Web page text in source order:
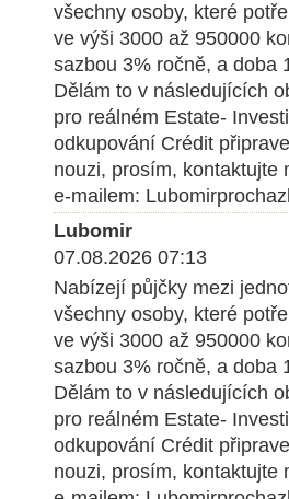
všechny osoby, které
ve výši 3000 až 950000
sazbou 3% ročně, a doba
Dělám to v následujících
pro reálném Estate-
odkupování Crédit
nouzi, prosím, kontaktujte
e-mailem:
Lubomir
07.08.2026 07:13
Nabízejí půjčky mezi
všechny osoby, které
ve výši 3000 až 950000
sazbou 3% ročně, a doba
Dělám to v následujících
pro reálném Estate-
odkupování Crédit
nouzi, prosím, kontaktujte